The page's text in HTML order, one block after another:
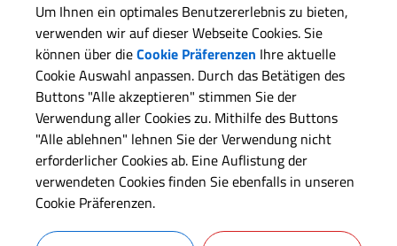
Von Anfang an gut vorbereitet - Informationsabend für
Informationsabend für werdende Eltern
Team 500 - Gesundheitsförderung und Prävention
Um Ihnen ein optimales Benutzererlebnis zu bieten,
verwenden wir auf dieser Webseite Cookies. Sie
können über dieCookie Präferenzen Ihre aktuelle
Cookie Auswahl anpassen. Durch das Betätigen des
Buttons "Alle akzeptieren" stimmen Sie der
Verwendung aller Cookies zu. Mithilfe des Buttons
"Alle ablehnen" lehnen Sie der Verwendung nicht
erforderlicher Cookies ab. Eine Auflistung der
verwendeten Cookies finden Sie ebenfalls in unseren
Cookie Präferenzen.